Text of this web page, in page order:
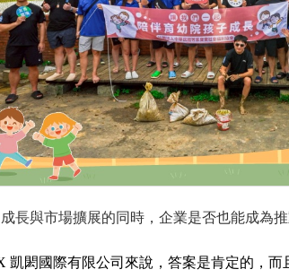
長與市場擴展的同時，企業是否也能成為
凱閎國際有限公司來說，答案是肯定的，而